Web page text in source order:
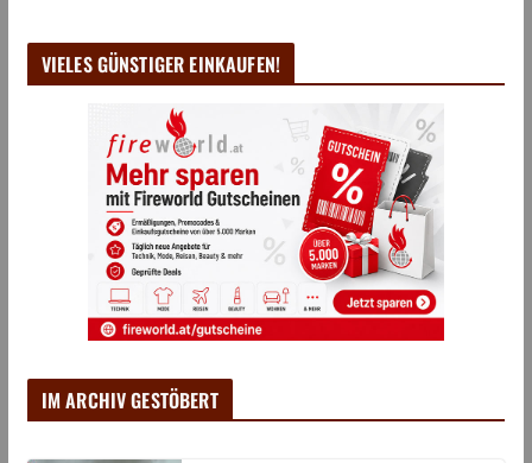
VIELES GÜNSTIGER EINKAUFEN!
IM ARCHIV GESTÖBERT